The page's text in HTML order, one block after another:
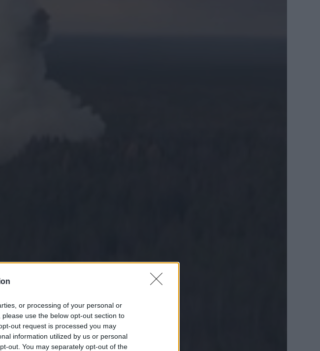
or processing of your personal or
use the below opt-out section to
out request is processed you may
information utilized by us or personal
out. You may separately opt-out of the